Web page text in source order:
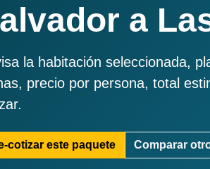
a
la habitación seleccionada,
precio por persona, total
cotizar este paquete Comparar